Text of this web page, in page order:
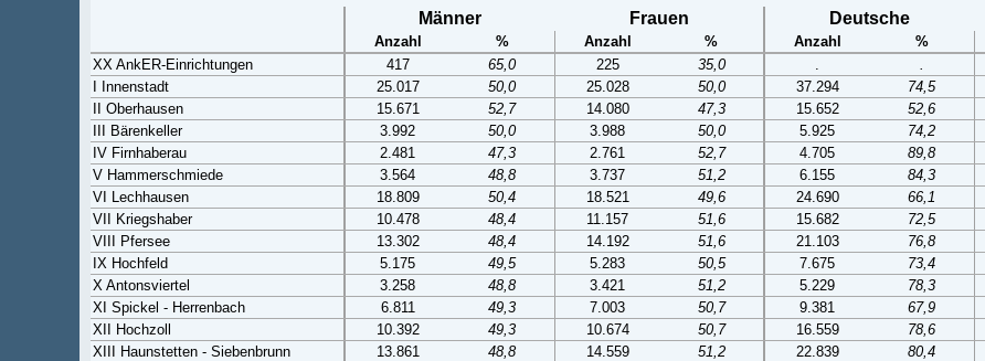
Männer Frauen Deutsche
Anzahl % Anzahl % Anzahl %
XX AnkER-Einrichtungen
417 65,0 225 35,0 . .
I Innenstadt
25.017 50,0 25.028 50,0 37.294 74,5
II Oberhausen
15.671 52,7 14.080 47,3 15.652 52,6
III Bärenkeller
3.992 50,0 3.988 50,0 5.925 74,2
IV Firnhaberau
2.481 47,3 2.761 52,7 4.705 89,8
V Hammerschmiede
3.564 48,8 3.737 51,2 6.155 84,3
VI Lechhausen
18.809 50,4 18.521 49,6 24.690 66,1
VII Kriegshaber
10.478 48,4 11.157 51,6 15.682 72,5
VIII Pfersee
13.302 48,4 14.192 51,6 21.103 76,8
IX Hochfeld
5.175 49,5 5.283 50,5 7.675 73,4
X Antonsviertel
3.258 48,8 3.421 51,2 5.229 78,3
XI Spickel - Herrenbach
6.811 49,3 7.003 50,7 9.381 67,9
XII Hochzoll
10.392 49,3 10.674 50,7 16.559 78,6
XIII Haunstetten - Siebenbrunn
13.861 48,8 14.559 51,2 22.839 80,4